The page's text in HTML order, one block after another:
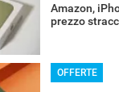
Amazon,
prezzo
OFFERTE